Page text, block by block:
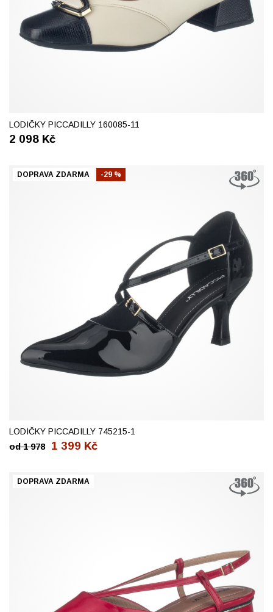
LODIČKY PICCADILLY 160085-11
2 098 Kč
DOPRAVA ZDARMA -29 %
LODIČKY PICCADILLY 745215-1
1 399 Kč
od 1 978
DOPRAVA ZDARMA